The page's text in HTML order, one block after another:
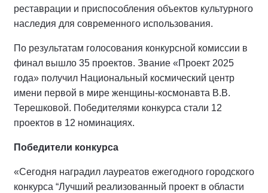
реставрации и приспособления объектов культурного
наследия для современного использования.
По результатам голосования конкурсной комиссии в
финал вышло 35 проектов. Звание «Проект 2025
года» получил Национальный космический центр
имени первой в мире женщины‑космонавта В.В.
Терешковой. Победителями конкурса стали 12
проектов в 12 номинациях.
Победители конкурса
«Сегодня наградил лауреатов ежегодного городского
конкурса “Лучший реализованный проект в области